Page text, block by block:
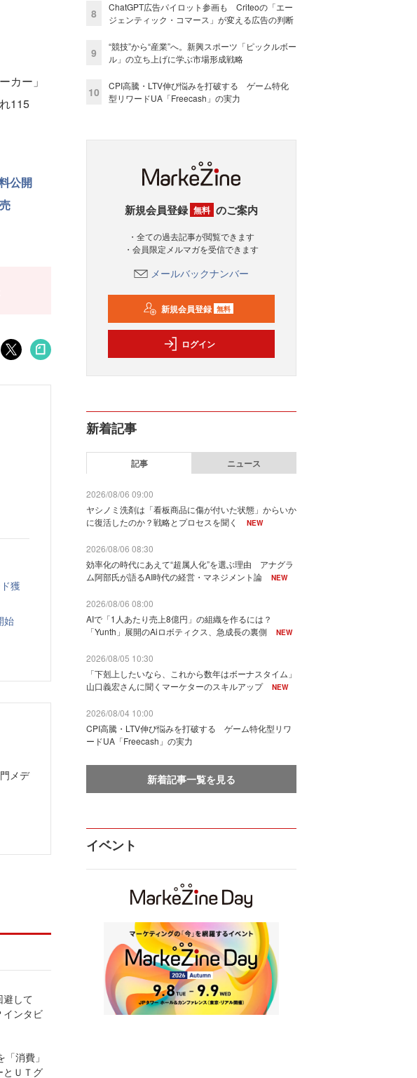
カー」
115
公開
獲
始
メデ
避して
インタビ
消費」
とＵＴグ
8
ChatGPT広告パイロット参画も Criteoの「エー
ジェンティック・コマース」が変える広告の判断
9
“競技”から“産業”へ。新興スポーツ「ピックルボー
ル」の立ち上げに学ぶ市場形成戦略
10
CPI高騰・LTV伸び悩みを打破する ゲーム特化
型リワードUA「Freecash」の実力
新規会員登録 無料 のご案内
・全ての過去記事が閲覧できます
・会員限定メルマガを受信できます
メールバックナンバー
新規会員登録 無料
ログイン
新着記事
記事 ニュース
2026/08/06 09:00
ヤシノミ洗剤は「看板商品に傷が付いた状態」からいか
に復活したのか？戦略とプロセスを聞く
NEW
2026/08/06 08:30
効率化の時代にあえて“超属人化”を選ぶ理由 アナグラ
ム阿部氏が語るAI時代の経営・マネジメント論
NEW
2026/08/06 08:00
AIで「1人あたり売上8億円」の組織を作るには？
「Yunth」展開のAiロボティクス、急成長の裏側
NEW
2026/08/05 10:30
「下剋上したいなら、これから数年はボーナスタイム」
山口義宏さんに聞くマーケターのスキルアップ
NEW
2026/08/04 10:00
CPI高騰・LTV伸び悩みを打破する ゲーム特化型リワ
ードUA「Freecash」の実力
新着記事一覧を見る
イベント